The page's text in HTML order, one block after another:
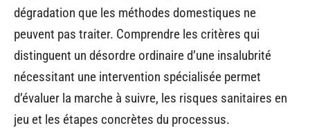
dégradation que les méthodes domestiques ne
peuvent pas traiter. Comprendre les critères qui
distinguent un désordre ordinaire d’une insalubrité
nécessitant une intervention spécialisée permet
d’évaluer la marche à suivre, les risques sanitaires en
jeu et les étapes concrètes du processus.